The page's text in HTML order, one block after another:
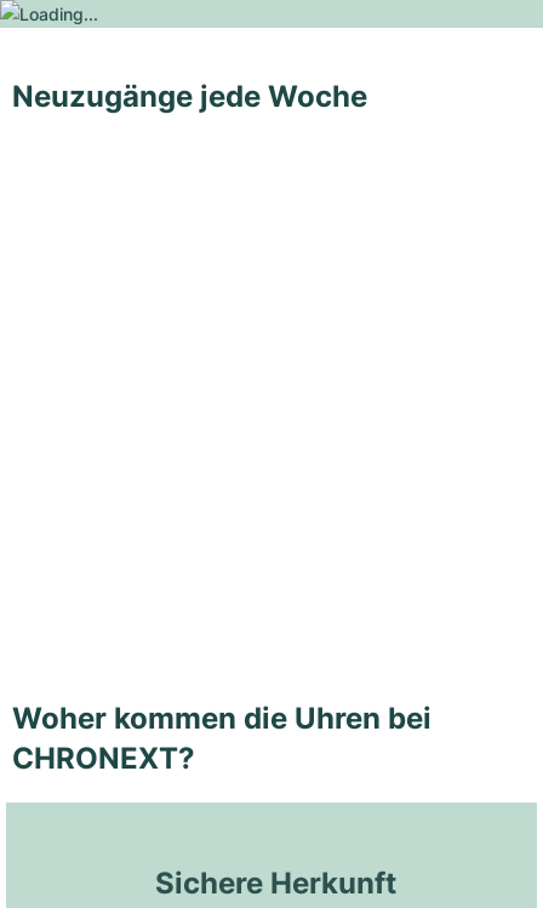
Neuzugänge jede Woche
Woher kommen die Uhren bei
CHRONEXT?
Sichere Herkunft